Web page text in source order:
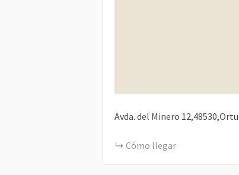
Avda. del Minero
Cómo llegar